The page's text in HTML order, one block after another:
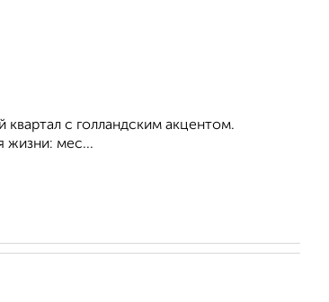
с голландским акцентом.
жизни: мес...